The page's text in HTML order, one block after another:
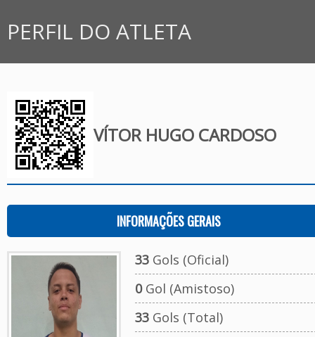
PERFIL DO ATLETA
VÍTOR HUGO CARDOSO
INFORMAÇÕES GERAIS
33Gols (Oficial)
0Gol (Amistoso)
33Gols (Total)